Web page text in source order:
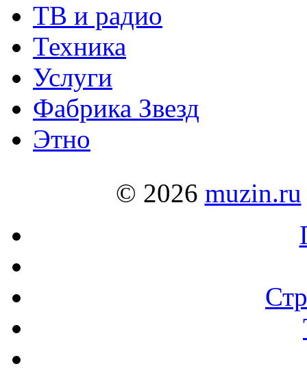
ТВ и радио
Техника
Услуги
Фабрика Звезд
Этно
© 2026 muzin.ru